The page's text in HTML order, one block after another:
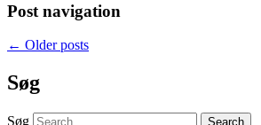
Post navigation
← Older posts
Søg
Søg